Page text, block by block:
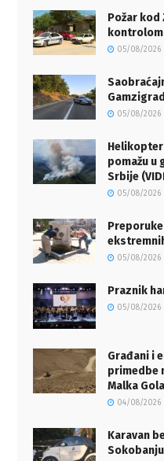
Požar kod
kontrolom
05/08/2026
05/08/2026
pomažu u
Srbije
05/08/2026
Preporuke
05/08/2026
Praznik
05/08/2026
Građani i
primedbe
Malka
04/08/2026
Karavan
Sokobanju